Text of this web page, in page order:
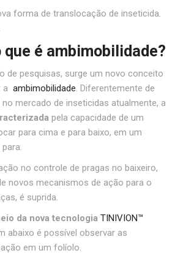
forma de translocação de inseticida.
é ambimobilidade?
de pesquisas, surge um novo conceito
a ambimobilidade. Diferentemente de
mercado de inseticidas atualmente, a
pela capacidade de um
para cima e para baixo, em um
no controle de pragas no baixeiro,
novos mecanismos de ação para o
é suprida.
da nova tecnologia TINIVION™
abaixo é possível observar as
em um folíolo.